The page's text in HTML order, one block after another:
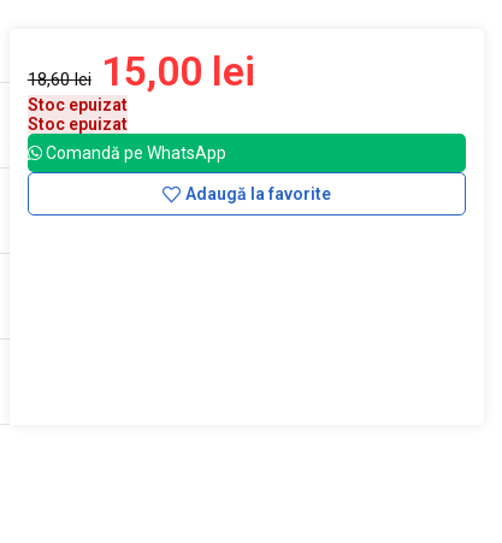
18,60lei 15,00 lei
Stoc epuizat
Stoc epuizat
Comandă pe WhatsApp
Adaugă la favorite